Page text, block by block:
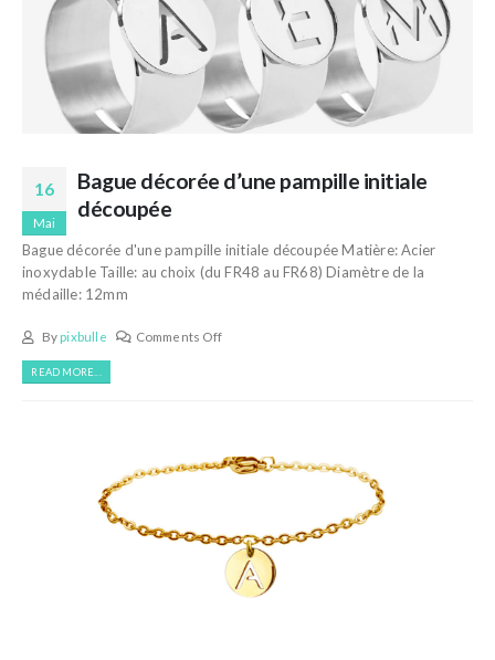
16
Mai
Bague décorée d’une pampille initiale
découpée
Bague décorée d'une pampille initiale découpée Matière: Acier
inoxydable Taille: au choix (du FR48 au FR68) Diamètre de la
médaille: 12mm
Bypixbulle Comments Off
READ MORE...